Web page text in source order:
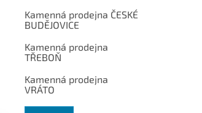
Kamenná prodejna ČESKÉ
BUDĚJOVICE
Kamenná prodejna
TŘEBOŇ
Kamenná prodejna
VRÁTO